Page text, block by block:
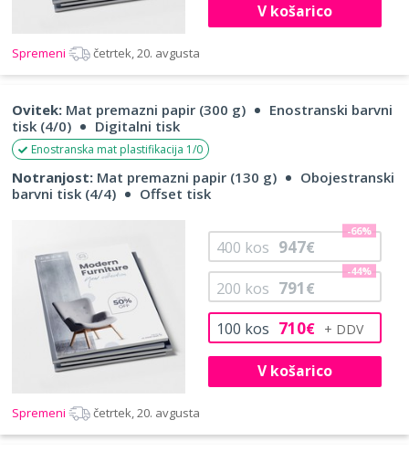
V košarico
Spremeni četrtek, 20. avgusta
Ovitek: Mat premazni papir (300 g)
Enostranski barvni
tisk (4/0)
Digitalni tisk
Enostranska mat plastifikacija 1/0
Notranjost: Mat premazni papir (130 g)
Obojestranski
barvni tisk (4/4)
Offset tisk
100 kos 710€
200 kos 791€
-44%
400 kos 947€
-66%
V košarico
Spremeni četrtek, 20. avgusta